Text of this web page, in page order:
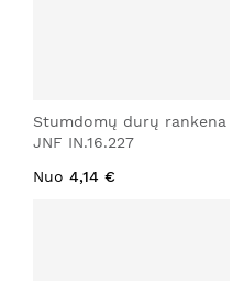
Stumdomų durų rankena
JNF IN.16.227
Nuo 4,14 €